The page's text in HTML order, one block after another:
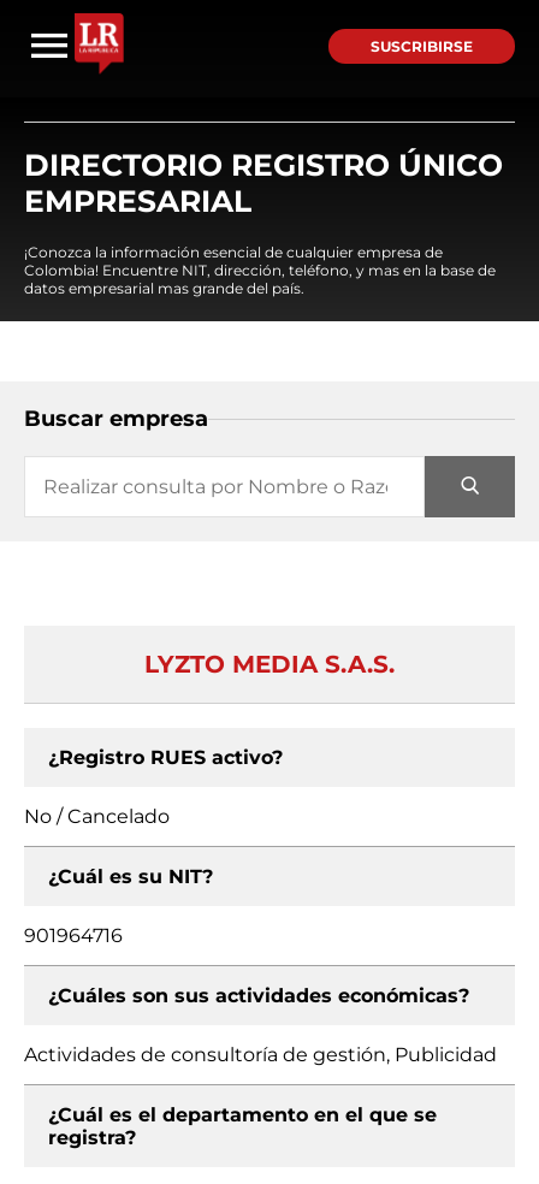
SUSCRIBIRSE
DIRECTORIO REGISTRO ÚNICO
EMPRESARIAL
¡Conozca la información esencial de cualquier empresa de
Colombia! Encuentre NIT, dirección, teléfono, y mas en la base de
datos empresarial mas grande del país.
Buscar empresa
LYZTO MEDIA S.A.S.
¿Registro RUES activo?
No / Cancelado
¿Cuál es su NIT?
901964716
¿Cuáles son sus actividades económicas?
Actividades de consultoría de gestión, Publicidad
¿Cuál es el departamento en el que se
registra?